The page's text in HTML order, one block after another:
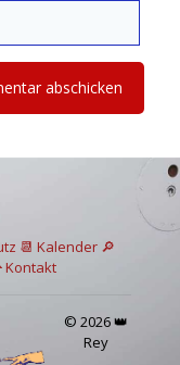
📆 Kalender 🔎
Kontakt
© 2026 👑
Rey